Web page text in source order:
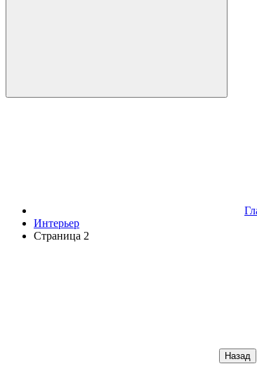
Интерьер
Страница 2
Назад